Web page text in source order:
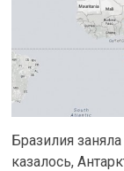
Бразилия
казалось,